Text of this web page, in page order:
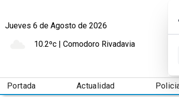
Jueves 6 de Agosto de 2026
10.2ºc | Comodoro Rivadavia
Portada Actualidad